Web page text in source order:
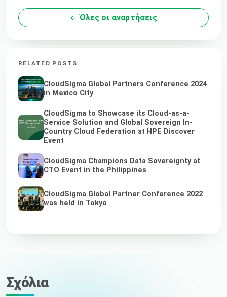
Όλες οι αναρτήσεις
RELATED POSTS
CloudSigma Global Partners Conference 2024
in Mexico City
CloudSigma to Showcase its Cloud-as-a-
Service Solution and Global Sovereign In-
Country Cloud Federation at HPE Discover
Event
CloudSigma Champions Data Sovereignty at
CTO Event in the Philippines
CloudSigma Global Partner Conference 2022
was held in Tokyo
Σχόλια